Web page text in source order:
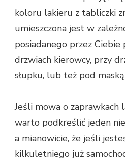
koloru lakieru z tabliczki
umieszczona jest w
posiadanego przez Ciebie
drzwiach kierowcy, przy
słupku, lub też pod
Jeśli mowa o zaprawkach
warto podkreślić jeden
a mianowicie, że jeśli
kilkuletniego już